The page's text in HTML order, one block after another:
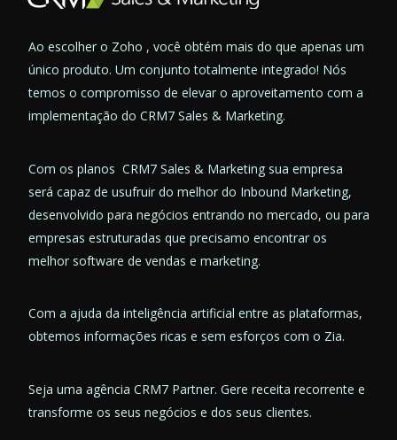
Ao escolher o Zoho , você obtém mais do que apenas um
único produto. Um conjunto totalmente integrado! Nós
temos o compromisso de elevar o aproveitamento com a
implementação do CRM7 Sales & Marketing.
Com os planos CRM7 Sales & Marketing sua empresa
será capaz de usufruir do melhor do Inbound Marketing,
desenvolvido para negócios entrando no mercado, ou para
empresas estruturadas que precisamo encontrar os
melhor software de vendas e marketing.
Com a ajuda da inteligência artificial entre as plataformas,
obtemos informações ricas e sem esforços com o Zia.
Seja uma agência CRM7 Partner. Gere receita recorrente e
transforme os seus negócios e dos seus clientes.